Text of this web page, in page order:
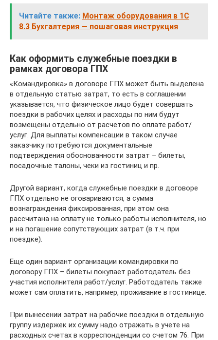
Читайте также: Монтаж оборудования в 1С
8.3 Бухгалтерия — пошаговая инструкция
Как оформить служебные поездки в
рамках договора ГПХ
«Командировка» в договоре ГПХ может быть выделена
в отдельную статью затрат, то есть в соглашении
указывается, что физическое лицо будет совершать
поездки в рабочих целях и расходы по ним будут
возмещены отдельно от расчетов по оплате работ/
услуг. Для выплаты компенсации в таком случае
заказчику потребуются документальные
подтверждения обоснованности затрат – билеты,
посадочные талоны, чеки из гостиниц и пр.
Другой вариант, когда служебные поездки в договоре
ГПХ отдельно не оговариваются, а сумма
вознаграждения фиксированная, при этом она
рассчитана на оплату не только работы исполнителя, но
и на погашение сопутствующих затрат (в т.ч. при
поездке).
Еще один вариант организации командировки по
договору ГПХ – билеты покупает работодатель без
участия исполнителя работ/услуг. Работодатель также
может сам оплатить, например, проживание в гостинице.
При вынесении затрат на рабочие поездки в отдельную
группу издержек их сумму надо отражать в учете на
расходных счетах в корреспонденции со счетом 76. При